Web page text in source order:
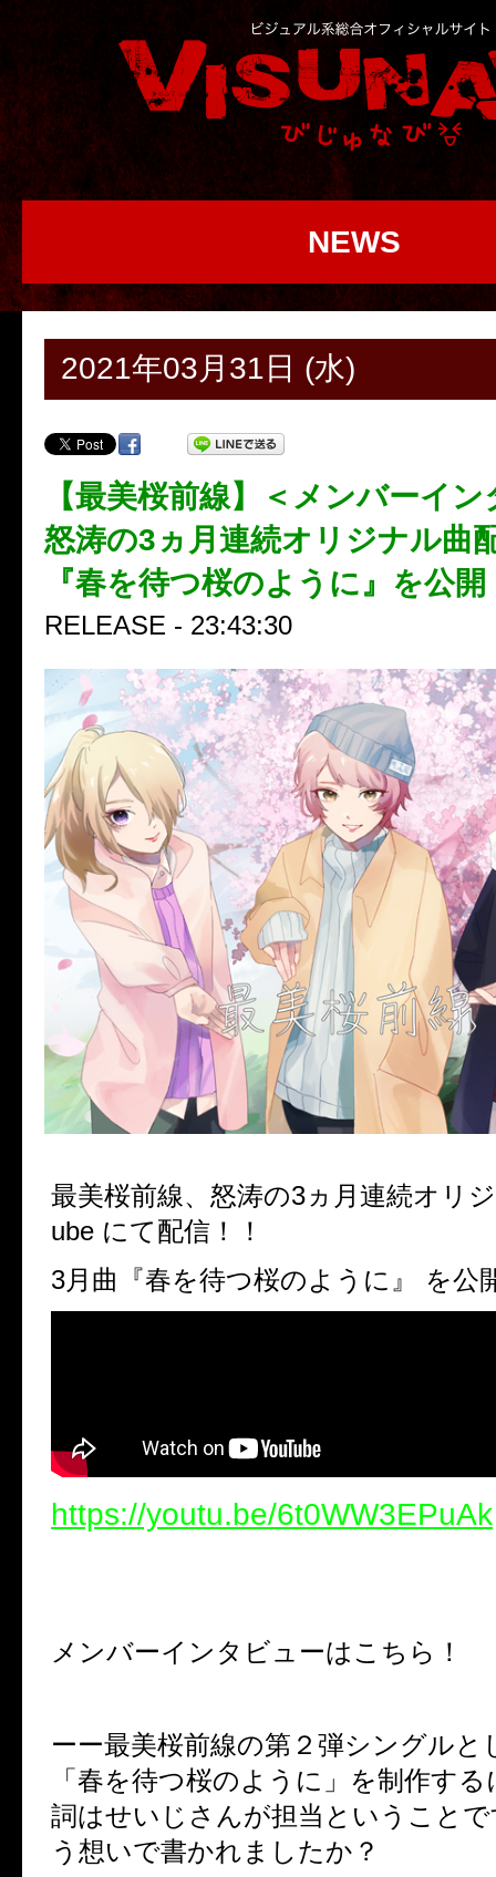
NEWS
2021年03月31日 (水)
【最美桜前線】＜メンバーイ
怒涛の3ヵ月連続オリジナル曲
『春を待つ桜のように』を公開
RELEASE - 23:43:30
最美桜前線、怒涛の3ヵ月連続オリ
ube にて配信！！
3月曲『春を待つ桜のように』 を公
https://youtu.be/6t0WW3EPuAk
メンバーインタビューはこちら！
ーー最美桜前線の第２弾シングルと
「春を待つ桜のように」を制作す
詞はせいじさんが担当ということ
う想いで書かれましたか？